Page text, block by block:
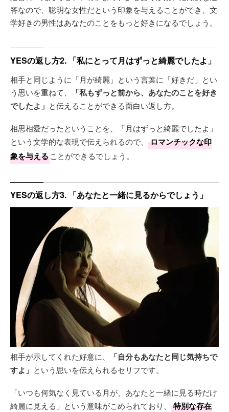
答なので、聡明な女性だという印象を与えることができ、文
学好きの男性はあなたのことをもっと好きになるでしょう。
YESの返し方2. 「私にとって月はずっと綺麗でしたよ」
相手と同じように「月が綺麗」という言葉に「好きだ」とい
う思いを重ねて、
「私もずっと前から、あなたのことを好き
でしたよ」 と伝えることができる面白い返し方。
相思相愛だったということを、「月はずっと綺麗でしたよ」
という文学的な表現で伝えられるので、
ロマンチックな印
象を与えることができるでしょう。
YESの返し方3. 「あなたと一緒に見るからでしょう」
相手が示してくれた好意に、
「自分もあなたと同じ気持ちで
すよ」 という思いを伝えられるセリフです。
「いつも何気なく見ている月が、あなたと一緒に見る時だけ
綺麗に見える」という意味がこめられており、
特別な存在